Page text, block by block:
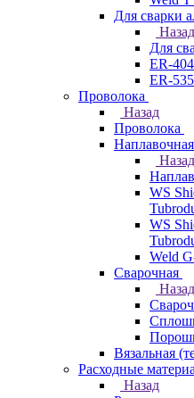
Для сварки
Назад
Для
ER-
ER-
Проволока
Назад
Проволока
Наплавочная
Назад
WS
WS
Weld
Сварочная
Назад
Вязальная
Расходные
Назад